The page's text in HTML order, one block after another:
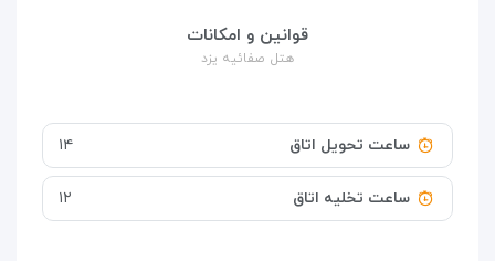
قوانین و امکانات
هتل صفائیه یزد
ساعت تحویل اتاق ۱۴
ساعت تخلیه اتاق ۱۲